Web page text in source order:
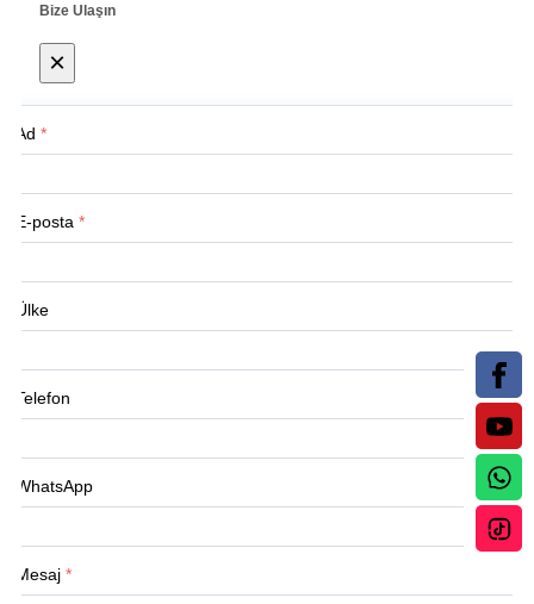
Bize Ulaşın
×
Ad *
E-posta *
Ülke
Telefon
WhatsApp
Mesaj *